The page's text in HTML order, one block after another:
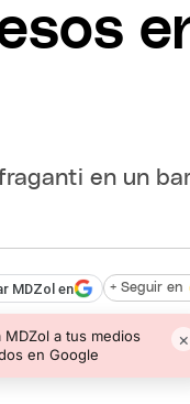
en un
MDZol en
MDZol a tus medios
en Google
×
+ Seguir en